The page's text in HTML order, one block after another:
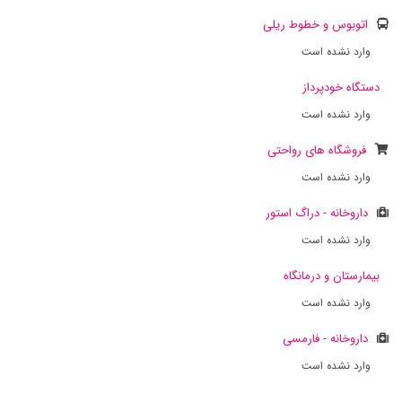
اتوبوس و خطوط ریلی
وارد نشده است
دستگاه خودپرداز
وارد نشده است
فروشگاه های رواحتی
وارد نشده است
داروخانه - دراگ استور
وارد نشده است
بیمارستان و درمانگاه
وارد نشده است
داروخانه - فارمسی
وارد نشده است